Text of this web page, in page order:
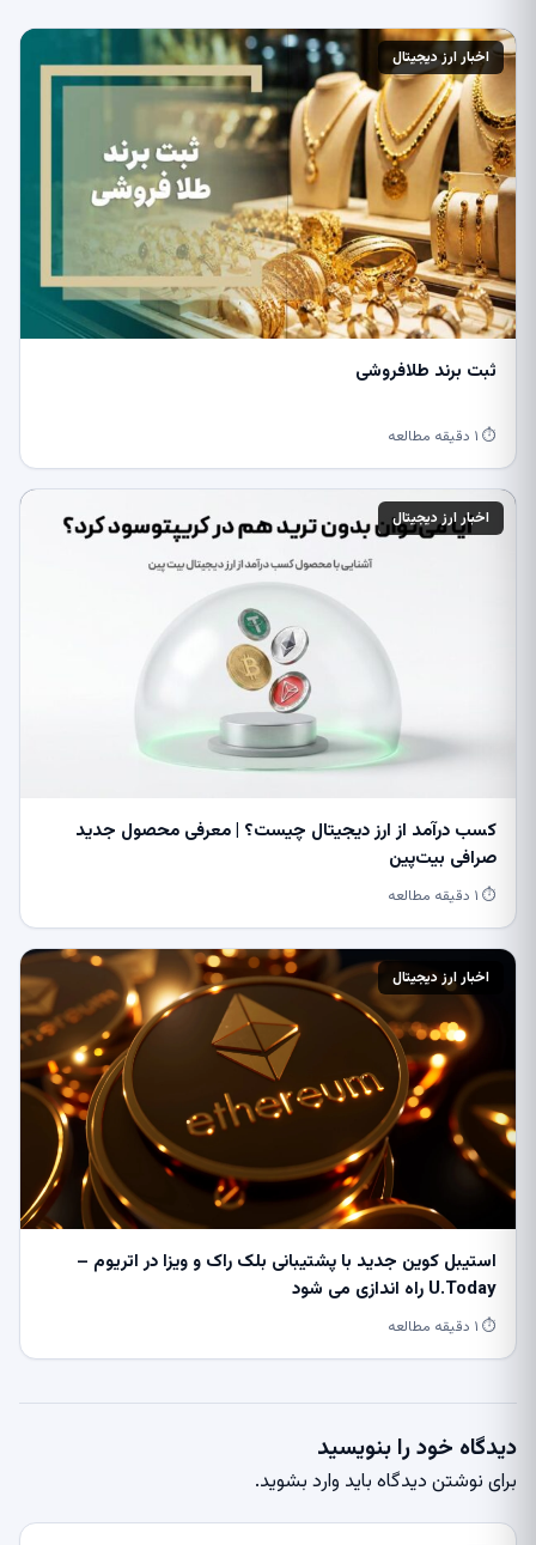
اخبار ارز دیجیتال
ثبت برند طلافروشی
⏱ ۱ دقیقه مطالعه
اخبار ارز دیجیتال
کسب درآمد از ارز دیجیتال چیست؟ | معرفی محصول جدید
صرافی بیت‌پین
⏱ ۱ دقیقه مطالعه
اخبار ارز دیجیتال
استیبل کوین جدید با پشتیبانی بلک راک و ویزا در اتریوم –
U.Today راه اندازی می شود
⏱ ۱ دقیقه مطالعه
دیدگاه خود را بنویسید
برای نوشتن دیدگاه باید وارد بشوید.